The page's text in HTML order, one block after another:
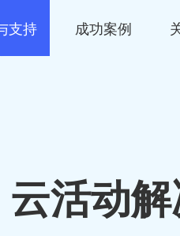
支持 成功案例
活动